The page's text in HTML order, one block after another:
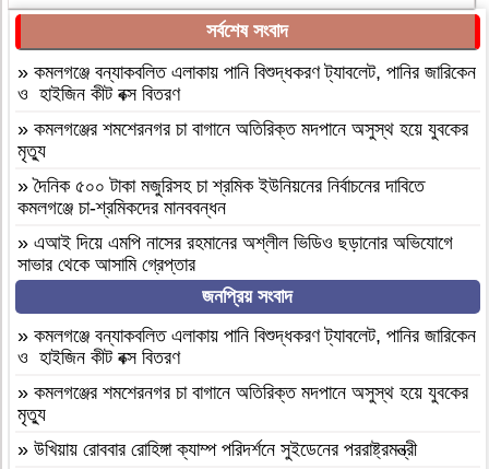
সর্বশেষ সংবাদ
» কমলগঞ্জে বন্যাকবলিত এলাকায় পানি বিশুদ্ধকরণ ট্যাবলেট, পানির জারিকেন
ও হাইজিন কীট বক্স বিতরণ
» কমলগঞ্জের শমশেরনগর চা বাগানে অতিরিক্ত মদপানে অসুস্থ হয়ে যুবকের
মৃত্যু
»দৈনিক ৫০০ টাকা মজুরিসহ চা শ্রমিক ইউনিয়নের নির্বাচনের দাবিতে
কমলগঞ্জে চা-শ্রমিকদের মানববন্ধন
» এআই দিয়ে এমপি নাসের রহমানের অশ্লীল ভিডিও ছড়ানোর অভিযোগে
সাভার থেকে আসামি গ্রেপ্তার
বগুড়া আদমদীঘি ১শ পিস ট্যাপেন্টাডলসহ একজন গ্রেফতার
» বগুড়া আদমদীঘি’র ছাতিয়ানগ্রামে সাংসদ মহিত তালুকদার-কে সংবর্ধনা
প্রদান
» কমলগঞ্জে এমপি হাজী মুজিবকে নাগরিক সংবর্ধনা
»আন্তর্জাতিক আদিবাসী দিবস ২০২৬: বাংলাদেশের আদিবাসীদের দূর্গম
পথচলা
জনপ্রিয় সংবাদ
» কমলগঞ্জে বন্যাকবলিত এলাকায় পানি বিশুদ্ধকরণ ট্যাবলেট, পানির জারিকেন
ও হাইজিন কীট বক্স বিতরণ
» কমলগঞ্জের শমশেরনগর চা বাগানে অতিরিক্ত মদপানে অসুস্থ হয়ে যুবকের
মৃত্যু
» উখিয়ায় রোববার রোহিঙ্গা ক্যাম্প পরিদর্শনে সুইডেনের পররাষ্ট্রমন্ত্রী